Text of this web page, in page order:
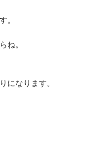
。
ね。
になります。